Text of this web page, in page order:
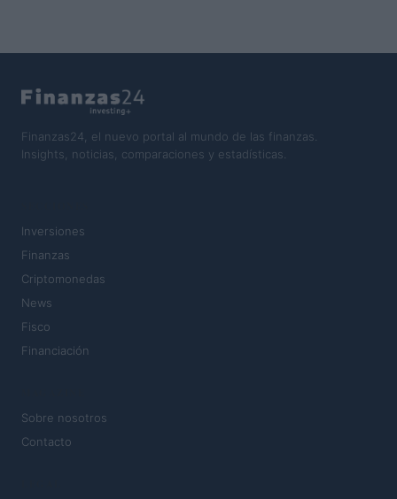
Finanzas24, el nuevo portal al mundo de las finanzas.
Insights, noticias, comparaciones y estadísticas.
Inversiones
Finanzas
Criptomonedas
News
Fisco
Financiación
Sobre nosotros
Contacto